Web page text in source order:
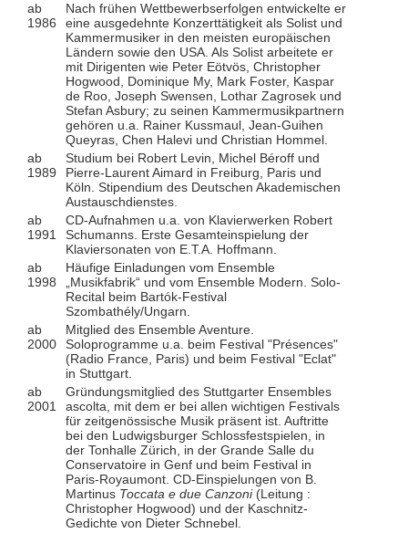
ab
1986
Nach frühen Wettbewerbserfolgen entwickelte er
eine ausgedehnte Konzerttätigkeit als Solist und
Kammermusiker in den meisten europäischen
Ländern sowie den USA. Als Solist arbeitete er
mit Dirigenten wie Peter Eötvös, Christopher
Hogwood, Dominique My, Mark Foster, Kaspar
de Roo, Joseph Swensen, Lothar Zagrosek und
Stefan Asbury; zu seinen Kammermusikpartnern
gehören u.a. Rainer Kussmaul, Jean-Guihen
Queyras, Chen Halevi und Christian Hommel.
ab
1989
Studium bei Robert Levin, Michel Béroff und
Pierre-Laurent Aimard in Freiburg, Paris und
Köln. Stipendium des Deutschen Akademischen
Austauschdienstes.
ab
1991
CD-Aufnahmen u.a. von Klavierwerken Robert
Schumanns. Erste Gesamteinspielung der
Klaviersonaten von E.T.A. Hoffmann.
ab
1998
Häufige Einladungen vom Ensemble
„Musikfabrik“ und vom Ensemble Modern. Solo-
Recital beim Bartók-Festival
Szombathély/Ungarn.
ab
2000
Mitglied des Ensemble Aventure.
Soloprogramme u.a. beim Festival "Présences"
(Radio France, Paris) und beim Festival "Eclat"
in Stuttgart.
ab
2001
Gründungsmitglied des Stuttgarter Ensembles
ascolta, mit dem er bei allen wichtigen Festivals
für zeitgenössische Musik präsent ist. Auftritte
bei den Ludwigsburger Schlossfestspielen, in
der Tonhalle Zürich, in der Grande Salle du
Conservatoire in Genf und beim Festival in
Paris-Royaumont. CD-Einspielungen von B.
Martinus Toccata e due Canzoni (Leitung :
Christopher Hogwood) und der Kaschnitz-
Gedichte von Dieter Schnebel.